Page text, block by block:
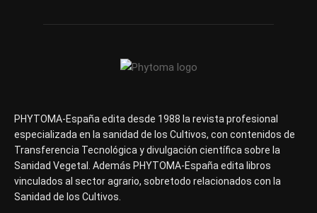
PHYTOMA-España edita desde 1988 la revista profesional
especializada en la sanidad de los Cultivos, con contenidos de
Transferencia Tecnológica y divulgación científica sobre la
Sanidad Vegetal. Además PHYTOMA-España edita libros
vinculados al sector agrario, sobretodo relacionados con la
Sanidad de los Cultivos.